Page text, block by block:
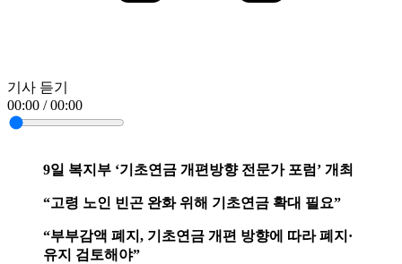
기사 듣기
00:00 / 00:00
9일 복지부 ‘기초연금 개편방향 전문가 포럼’ 개최
“고령 노인 빈곤 완화 위해 기초연금 확대 필요”
“부부감액 폐지, 기초연금 개편 방향에 따라 폐지·
유지 검토해야”